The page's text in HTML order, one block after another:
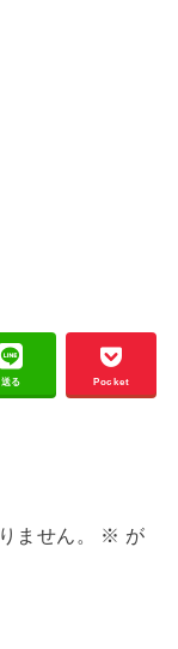
送る Pocket
ません。 ※ が